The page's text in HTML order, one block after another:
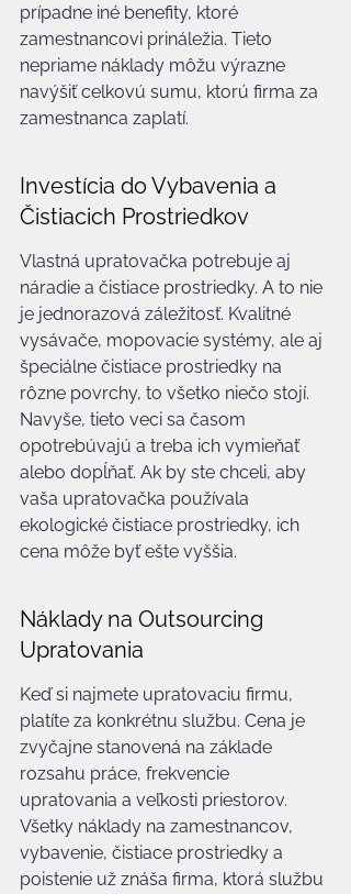
prípadne iné benefity, ktoré
zamestnancovi prináležia. Tieto
nepriame náklady môžu výrazne
navýšiť celkovú sumu, ktorú firma za
zamestnanca zaplatí.
Investícia do Vybavenia a
Čistiacich Prostriedkov
Vlastná upratovačka potrebuje aj
náradie a čistiace prostriedky. A to nie
je jednorazová záležitosť. Kvalitné
vysávače, mopovacie systémy, ale aj
špeciálne čistiace prostriedky na
rôzne povrchy, to všetko niečo stojí.
Navyše, tieto veci sa časom
opotrebúvajú a treba ich vymieňať
alebo dopĺňať. Ak by ste chceli, aby
vaša upratovačka používala
ekologické čistiace prostriedky, ich
cena môže byť ešte vyššia.
Náklady na Outsourcing
Upratovania
Keď si najmete upratovaciu firmu,
platíte za konkrétnu službu. Cena je
zvyčajne stanovená na základe
rozsahu práce, frekvencie
upratovania a veľkosti priestorov.
Všetky náklady na zamestnancov,
vybavenie, čistiace prostriedky a
poistenie už znáša firma, ktorá službu